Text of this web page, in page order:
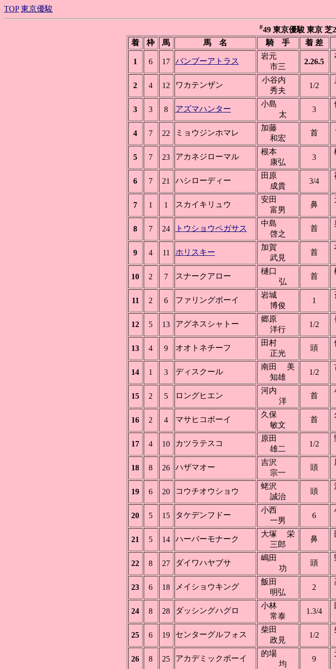
TOP 東京優駿
#49 東京優駿 東京 芝
着
枠 馬 馬 名 騎 手 着 差
1 6 17 バンブーアトラス
岩元
市三
2.26.5
2 4 12 ワカテンザン
小谷内
秀夫
1/2
3 3 8 アズマハンター
小島
太
3
4 7 22 ミョウジンホマレ
加藤
和宏
首
5 7 23 アカネジローマル
根本
康弘
3
6 7 21 ハシローディー
田原
成貴
3/4
7 1 1 スカイキリュウ
安田
富男
鼻
8 7 24 トウショウペガサス
中島
啓之
首
9 4 11 ホリスキー
加賀
武見
首
10 2 7 スナークアロー
樋口
弘
首
11 2 6 ファリングボーイ
岩城
博俊
1
12 5 13 アグネスシャトー
郷原
洋行
1/2
13 4 9 オオトネチーフ
田村
正光
頭
14 1 3 ディスクール
南田 美
知雄
1/2
15 2 5 ロングヒエン
河内
洋
首
16 2 4 マサヒコボーイ
久保
敏文
首
17 4 10 カツラテスコ
原田
雄二
1/2
18 8 26 ハザマオー
吉沢
宗一
頭
19 6 20 コウチオウショウ
蛯沢
誠治
頭
20 5 15 タケデンフドー
小西
一男
6
21 5 14 ハーバーモナーク
大塚 栄
三郎
鼻
22 8 27 ダイワハヤブサ
嶋田
功
頭
23 6 18 メイショウキング
飯田
明弘
2
24 8 28 ダッシングハグロ
小林
常泰
1.3/4
25 6 19 センターグルフォス
柴田
政見
1/2
26 8 25 アカデミックボーイ
的場
均
9